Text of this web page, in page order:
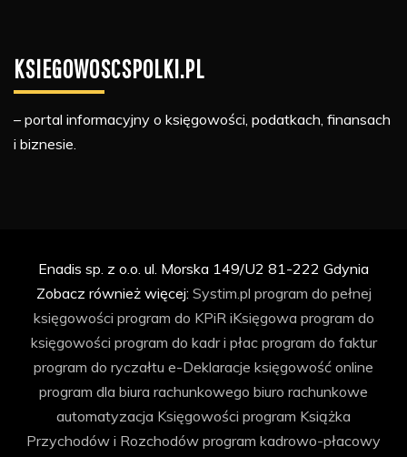
KSIEGOWOSCSPOLKI.PL
– portal informacyjny o księgowości, podatkach, finansach
i biznesie.
Enadis sp. z o.o. ul. Morska 149/U2 81-222 Gdynia
Zobacz również więcej: Systim.pl program do pełnej
księgowości program do KPiR iKsięgowa program do
księgowości program do kadr i płac program do faktur
program do ryczałtu e-Deklaracje księgowość online
program dla biura rachunkowego biuro rachunkowe
automatyzacja Księgowości program Książka
Przychodów i Rozchodów program kadrowo-płacowy